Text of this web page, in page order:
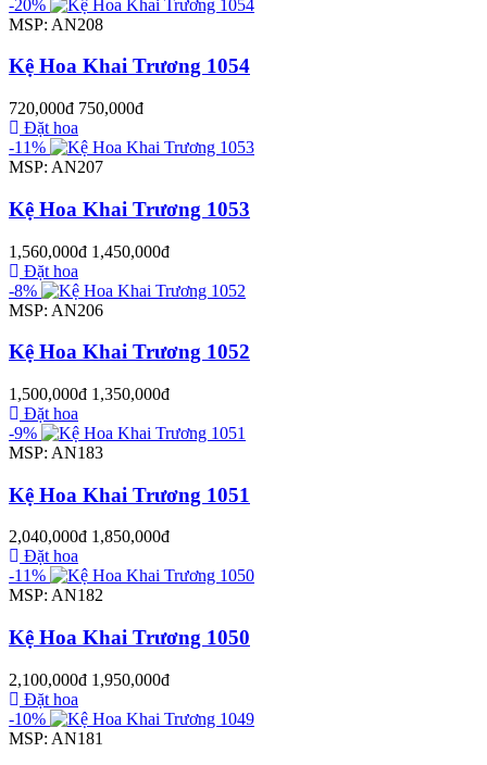
-20%
MSP: AN208
Kệ Hoa Khai Trương 1054
720,000đ 750,000đ
Đặt hoa
-11%
MSP: AN207
Kệ Hoa Khai Trương 1053
1,560,000đ 1,450,000đ
Đặt hoa
-8%
MSP: AN206
Kệ Hoa Khai Trương 1052
1,500,000đ 1,350,000đ
Đặt hoa
-9%
MSP: AN183
Kệ Hoa Khai Trương 1051
2,040,000đ 1,850,000đ
Đặt hoa
-11%
MSP: AN182
Kệ Hoa Khai Trương 1050
2,100,000đ 1,950,000đ
Đặt hoa
-10%
MSP: AN181